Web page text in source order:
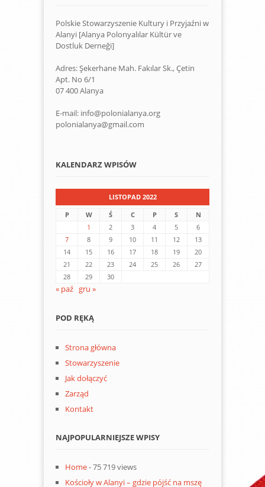
Polskie Stowarzyszenie Kultury i Przyjaźni w
Alanyi [Alanya Polonyalılar Kültür ve
Dostluk Derneği]
Adres: Şekerhane Mah. Fakılar Sk., Çetin
Apt. No 6/1
07 400 Alanya
E-mail: info@polonialanya.org
polonialanya@gmail.com
KALENDARZ WPISÓW
LISTOPAD 2022
P
W Ś C P S
N
1
2 3 4 5
6
7
8 9 10 11 12
13
14
15 16 17 18 19
20
21
22 23 24 25 26
27
28
29 30
« paź gru »
POD RĘKĄ
Strona główna
Stowarzyszenie
Jak dołączyć
Zarząd
Kontakt
NAJPOPULARNIEJSZE WPISY
Home- 75 719 views
Kościoły w Alanyi – gdzie pójść na mszę